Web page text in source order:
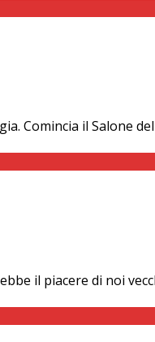
Comincia il Salone
il piacere di noi